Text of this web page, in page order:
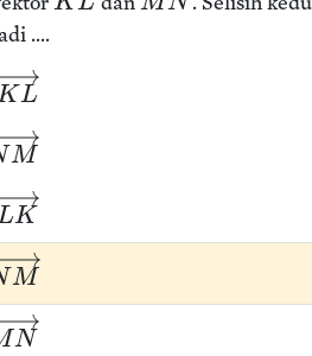
....
L
M
K
M
N